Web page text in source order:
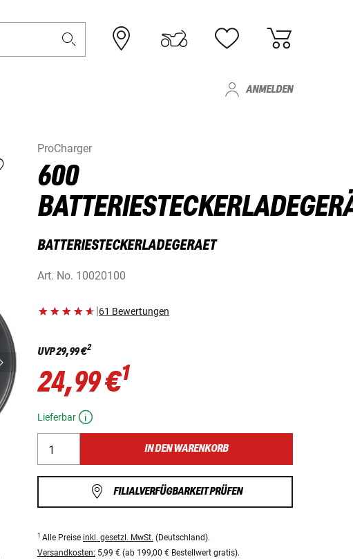
ANMELDEN
ProCharger
600
BATTERIESTECKERLADEGERAET
Art. No. 10020100
|61 Bewertungen
UVP29,99 €2
24,99 €1
Lieferbar
IN DEN WARENKORB
FILIALVERFÜGBARKEIT PRÜFEN
1 Alle Preise inkl. gesetzl. MwSt. (Deutschland).
Versandkosten: 5,99 € (ab 199,00 € Bestellwert gratis).